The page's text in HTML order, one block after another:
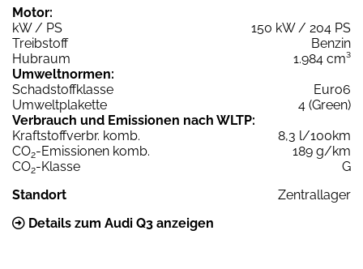
Motor:
kW / PS
150 kW / 204 PS
Treibstoff
Benzin
Hubraum
1.984 cm³
Umweltnormen:
Schadstoffklasse
Euro6
Umweltplakette
4 (Green)
Verbrauch und Emissionen nach WLTP:
Kraftstoffverbr. komb.
8,3 l/100km
CO2-Emissionen komb.
189 g/km
CO2-Klasse
G
Standort
Zentrallager
Details zum Audi Q3 anzeigen